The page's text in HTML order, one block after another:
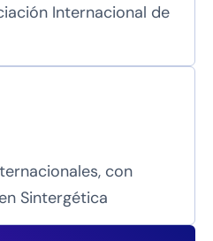
Internacional de
con
Sintergética